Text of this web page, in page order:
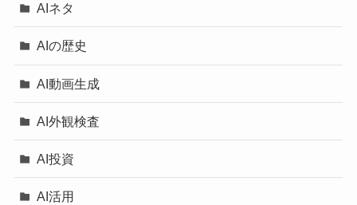
AIネタ
AIの歴史
AI動画生成
AI外観検査
AI投資
AI活用